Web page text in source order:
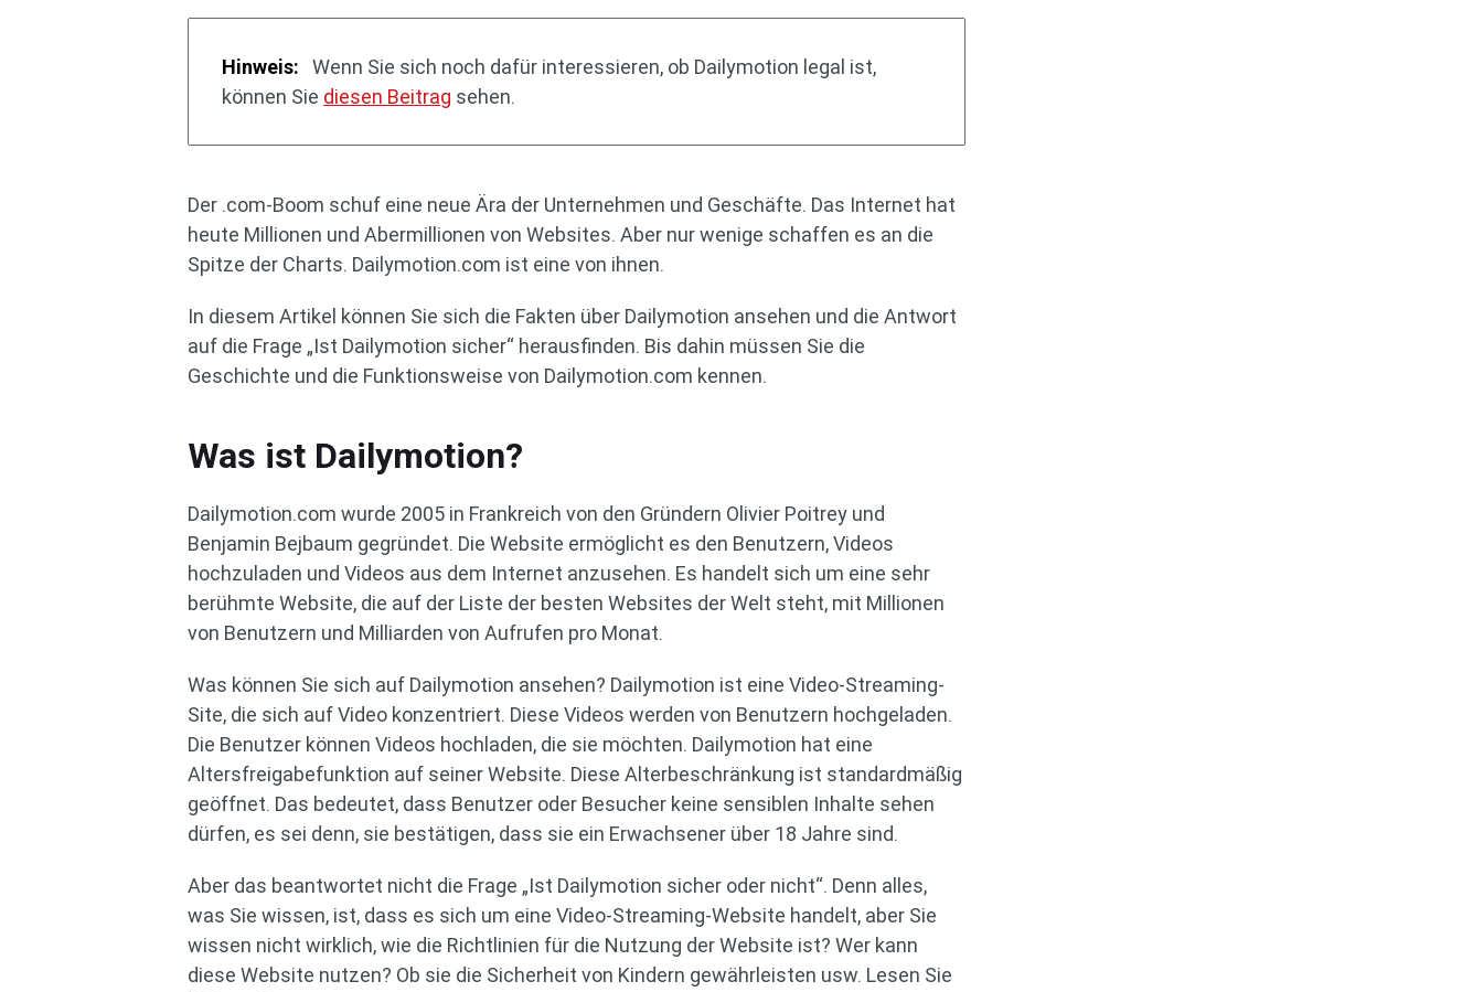
Hinweis:
Wenn Sie sich noch dafür interessieren, ob Dailymotion legal ist,
können Sie diesen Beitrag sehen.
Der .com-Boom schuf eine neue Ära der Unternehmen und Geschäfte. Das Internet hat
heute Millionen und Abermillionen von Websites. Aber nur wenige schaffen es an die
Spitze der Charts. Dailymotion.com ist eine von ihnen.
In diesem Artikel können Sie sich die Fakten über Dailymotion ansehen und die Antwort
auf die Frage „Ist Dailymotion sicher“ herausfinden. Bis dahin müssen Sie die
Geschichte und die Funktionsweise von Dailymotion.com kennen.
Was ist Dailymotion?
Dailymotion.com wurde 2005 in Frankreich von den Gründern Olivier Poitrey und
Benjamin Bejbaum gegründet. Die Website ermöglicht es den Benutzern, Videos
hochzuladen und Videos aus dem Internet anzusehen. Es handelt sich um eine sehr
berühmte Website, die auf der Liste der besten Websites der Welt steht, mit Millionen
von Benutzern und Milliarden von Aufrufen pro Monat.
Was können Sie sich auf Dailymotion ansehen? Dailymotion ist eine Video-Streaming-
Site, die sich auf Video konzentriert. Diese Videos werden von Benutzern hochgeladen.
Die Benutzer können Videos hochladen, die sie möchten. Dailymotion hat eine
Altersfreigabefunktion auf seiner Website. Diese Alterbeschränkung ist standardmäßig
geöffnet. Das bedeutet, dass Benutzer oder Besucher keine sensiblen Inhalte sehen
dürfen, es sei denn, sie bestätigen, dass sie ein Erwachsener über 18 Jahre sind.
Aber das beantwortet nicht die Frage „Ist Dailymotion sicher oder nicht“. Denn alles,
was Sie wissen, ist, dass es sich um eine Video-Streaming-Website handelt, aber Sie
wissen nicht wirklich, wie die Richtlinien für die Nutzung der Website ist? Wer kann
diese Website nutzen? Ob sie die Sicherheit von Kindern gewährleisten usw. Lesen Sie